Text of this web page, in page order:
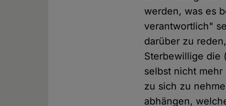
werden, was es
verantwortlich"
darüber zu
Sterbewillige die
selbst nicht
zu sich zu
abhängen,